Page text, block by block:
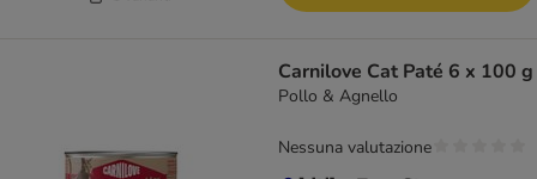
Carnilove Cat Paté 6 x 100 g
Pollo & Agnello
Nessuna valutazione